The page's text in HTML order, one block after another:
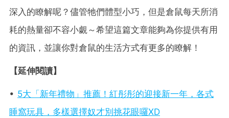
深入的瞭解呢？儘管牠們體型小巧，但是倉鼠每天所消
耗的熱量卻不容小覷～希望這篇文章能夠為你提供有用
的資訊，並讓你對倉鼠的生活方式有更多的瞭解！
【延伸閱讀】
• 5大「新年禮物」推薦！紅彤彤的迎接新一年，各式
睡窩玩具，多樣選擇奴才別挑花眼囉XD